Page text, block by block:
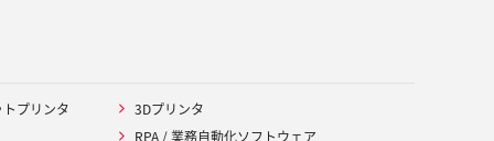
プリンタ
3Dプリンタ
RPA / 業務自動化ソフトウェア